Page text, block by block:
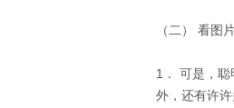
（二） 看图
1． 可是，
外，还有许